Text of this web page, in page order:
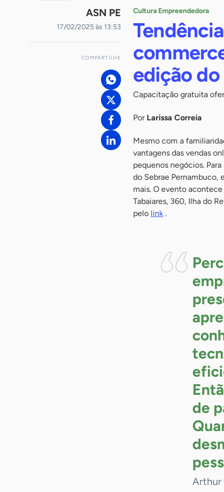
ASN PE
17/02/2025 às 13:53
COMPARTILHE
Cultura Empreendedora
edição
Capacitação gratuita
Por Larissa Correia
Mesmo com a
vantagens das vendas
pequenos negócios.
do Sebrae Pernambuco,
mais. O evento
Tabaiares, 360, Ilha do
pelo link .
de
Arthur